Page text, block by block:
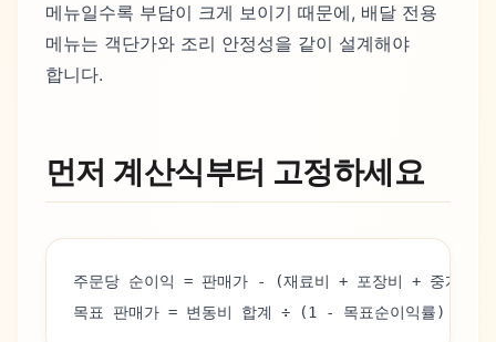
메뉴일수록 부담이 크게 보이기 때문에, 배달 전용
메뉴는 객단가와 조리 안정성을 같이 설계해야
합니다.
먼저 계산식부터 고정하세요
주문당 순이익 = 판매가 - (재료비 + 포장비 + 중개/결
목표 판매가 = 변동비 합계 ÷ (1 - 목표순이익률)